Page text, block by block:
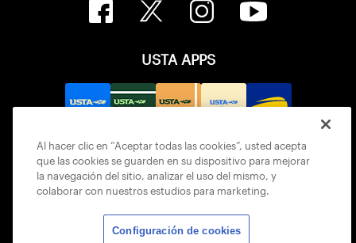
USTA APPS
Al hacer clic en “Aceptar todas las cookies”, usted acepta
que las cookies se guarden en su dispositivo para mejorar
la navegación del sitio, analizar el uso del mismo, y
colaborar con nuestros estudios para marketing.
Configuración de cookies